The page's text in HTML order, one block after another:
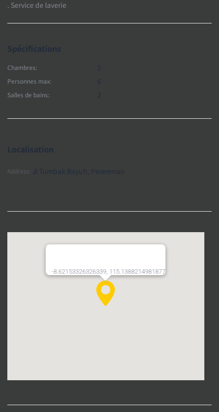
. Service de laverie
Spécifications
Chambres: 2
Personnes max: 6
Salles de bains: 2
Localisation
Address: Jl Tumbak Bayuh, Pererenan
-8.62153326326339, 115.1388214981877